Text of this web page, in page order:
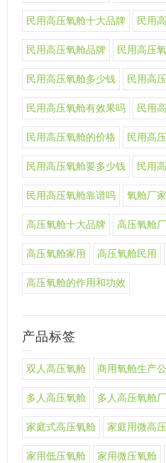
民用高压氧舱十大品牌 民用
民用高压氧舱品牌 民用高压
民用高压氧舱多少钱 民用高
民用高压氧舱有效果吗 民用
民用高压氧舱的价格 民用高
民用高压氧舱要多少钱 民用
民用高压氧舱靠谱吗 氧舱厂家
高压氧舱十大品牌 高压氧舱
高压氧舱家用 高压氧舱民用
高压氧舱的作用和功效
产品标签
双人高压氧舱 商用氧舱生产
多人高压氧舱 多人高压氧舱
家庭式高压氧舱 家庭用微高
家用低压氧舱 家用微压氧舱